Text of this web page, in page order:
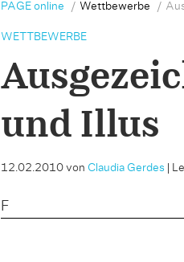
PAGE online Wettbewerbe
WETTBEWERBE
und Illus
12.02.2010 von Claudia Gerdes
F